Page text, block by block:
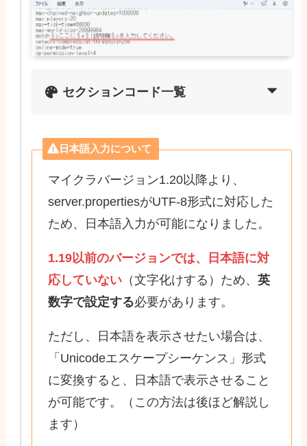
セクションコード一覧
日本語入力について
マイクラバージョン1.20以降より、
server.propertiesがUTF-8形式に対応した
ため、日本語入力が可能になりました。
1.19以前のバージョンでは、日本語に対
応していない（文字化けする）ため、 英
数字で設定する必要があります。
ただし、日本語を表示させたい場合は、
「Unicodeエスケープシーケンス」形式
に変換すると、日本語で表示させること
が可能です。（この方法は後ほど解説し
ます）